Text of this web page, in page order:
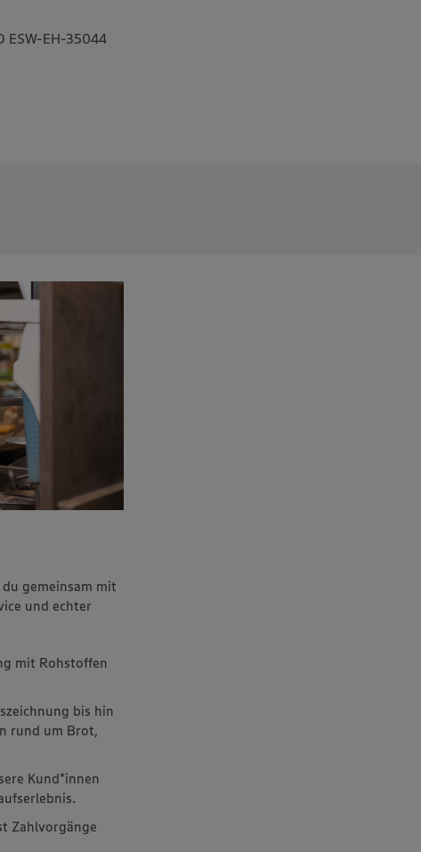
ESW-EH-35044
gemeinsam mit
und echter
mit Rohstoffen
bis hin
rund um Brot,
Kund*innen
Zahlvorgänge